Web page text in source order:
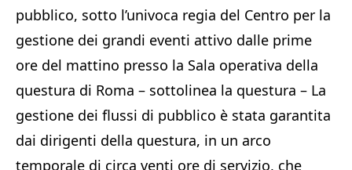
pubblico, sotto l’univoca regia del Centro per la
gestione dei grandi eventi attivo dalle prime
ore del mattino presso la Sala operativa della
questura di Roma – sottolinea la questura – La
gestione dei flussi di pubblico è stata garantita
dai dirigenti della questura, in un arco
temporale di circa venti ore di servizio, che